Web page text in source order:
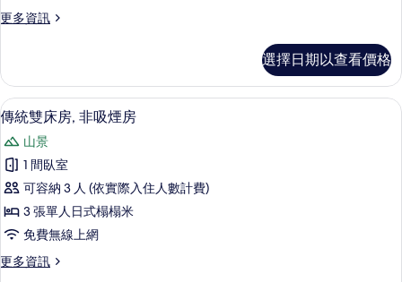
吸
房
(Japanese
Western
Style)
的
所
有
相
片
更多資訊
更
客
房,
非
吸
煙
房
(Japanese
Western
Style)
的
詳
情
選擇日期以查看價格
顯
示
傳
統
雙
床
非
傳統雙床房, 非吸煙房 | 客房內保險箱
5
傳統雙床房, 非吸煙房
山景
1 間臥室
可容納 3 人 (依實際入住人數計費)
3 張單人日式榻榻米
免費無線上網
更多資訊
更